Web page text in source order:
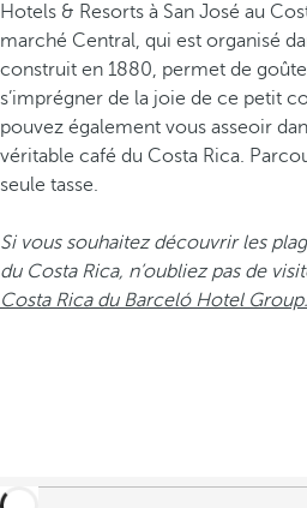
Hotels & Resorts à San José au
marché Central, qui est organisé
construit en 1880, permet de
s’imprégner de la joie de ce petit
pouvez également vous asseoir
véritable café du Costa Rica.
seule tasse.
Si vous souhaitez découvrir les
du Costa Rica, n’oubliez pas de
Costa Rica du Barceló Hotel Group.